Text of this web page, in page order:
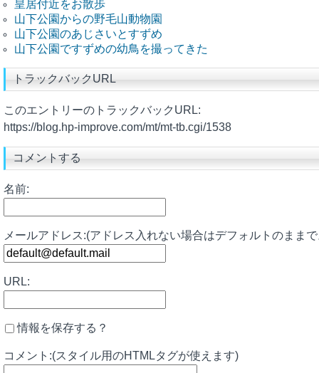
皇居付近をお散歩
山下公園からの野毛山動物園
山下公園のあじさいとすずめ
山下公園ですずめの幼鳥を撮ってきた
トラックバックURL
このエントリーのトラックバックURL:
https://blog.hp-improve.com/mt/mt-tb.cgi/1538
コメントする
名前:
メールアドレス:(アドレス入れない場合はデフォルトのまま
URL:
情報を保存する？
コメント:(スタイル用のHTMLタグが使えます)